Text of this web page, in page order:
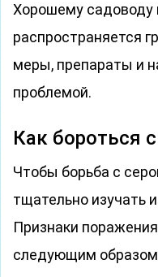
Хорошему садоводу
распространяется
меры, препараты и
проблемой.
Как бороться
Чтобы борьба с
тщательно изучать
Признаки
следующим